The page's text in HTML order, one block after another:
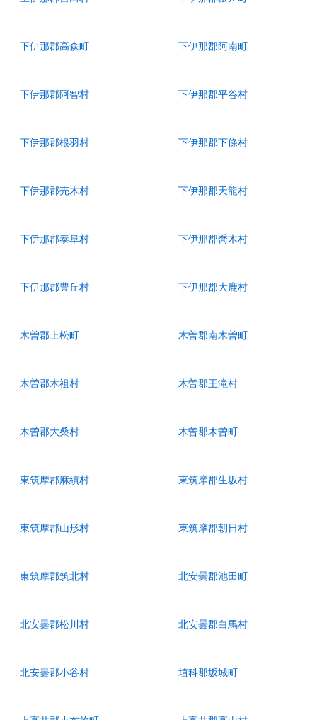
下伊那郡高森町 下伊那郡阿南町
下伊那郡阿智村 下伊那郡平谷村
下伊那郡根羽村 下伊那郡下條村
下伊那郡売木村 下伊那郡天龍村
下伊那郡泰阜村 下伊那郡喬木村
下伊那郡豊丘村 下伊那郡大鹿村
木曽郡上松町 木曽郡南木曽町
木曽郡木祖村 木曽郡王滝村
木曽郡大桑村 木曽郡木曽町
東筑摩郡麻績村 東筑摩郡生坂村
東筑摩郡山形村 東筑摩郡朝日村
東筑摩郡筑北村 北安曇郡池田町
北安曇郡松川村 北安曇郡白馬村
北安曇郡小谷村 埴科郡坂城町